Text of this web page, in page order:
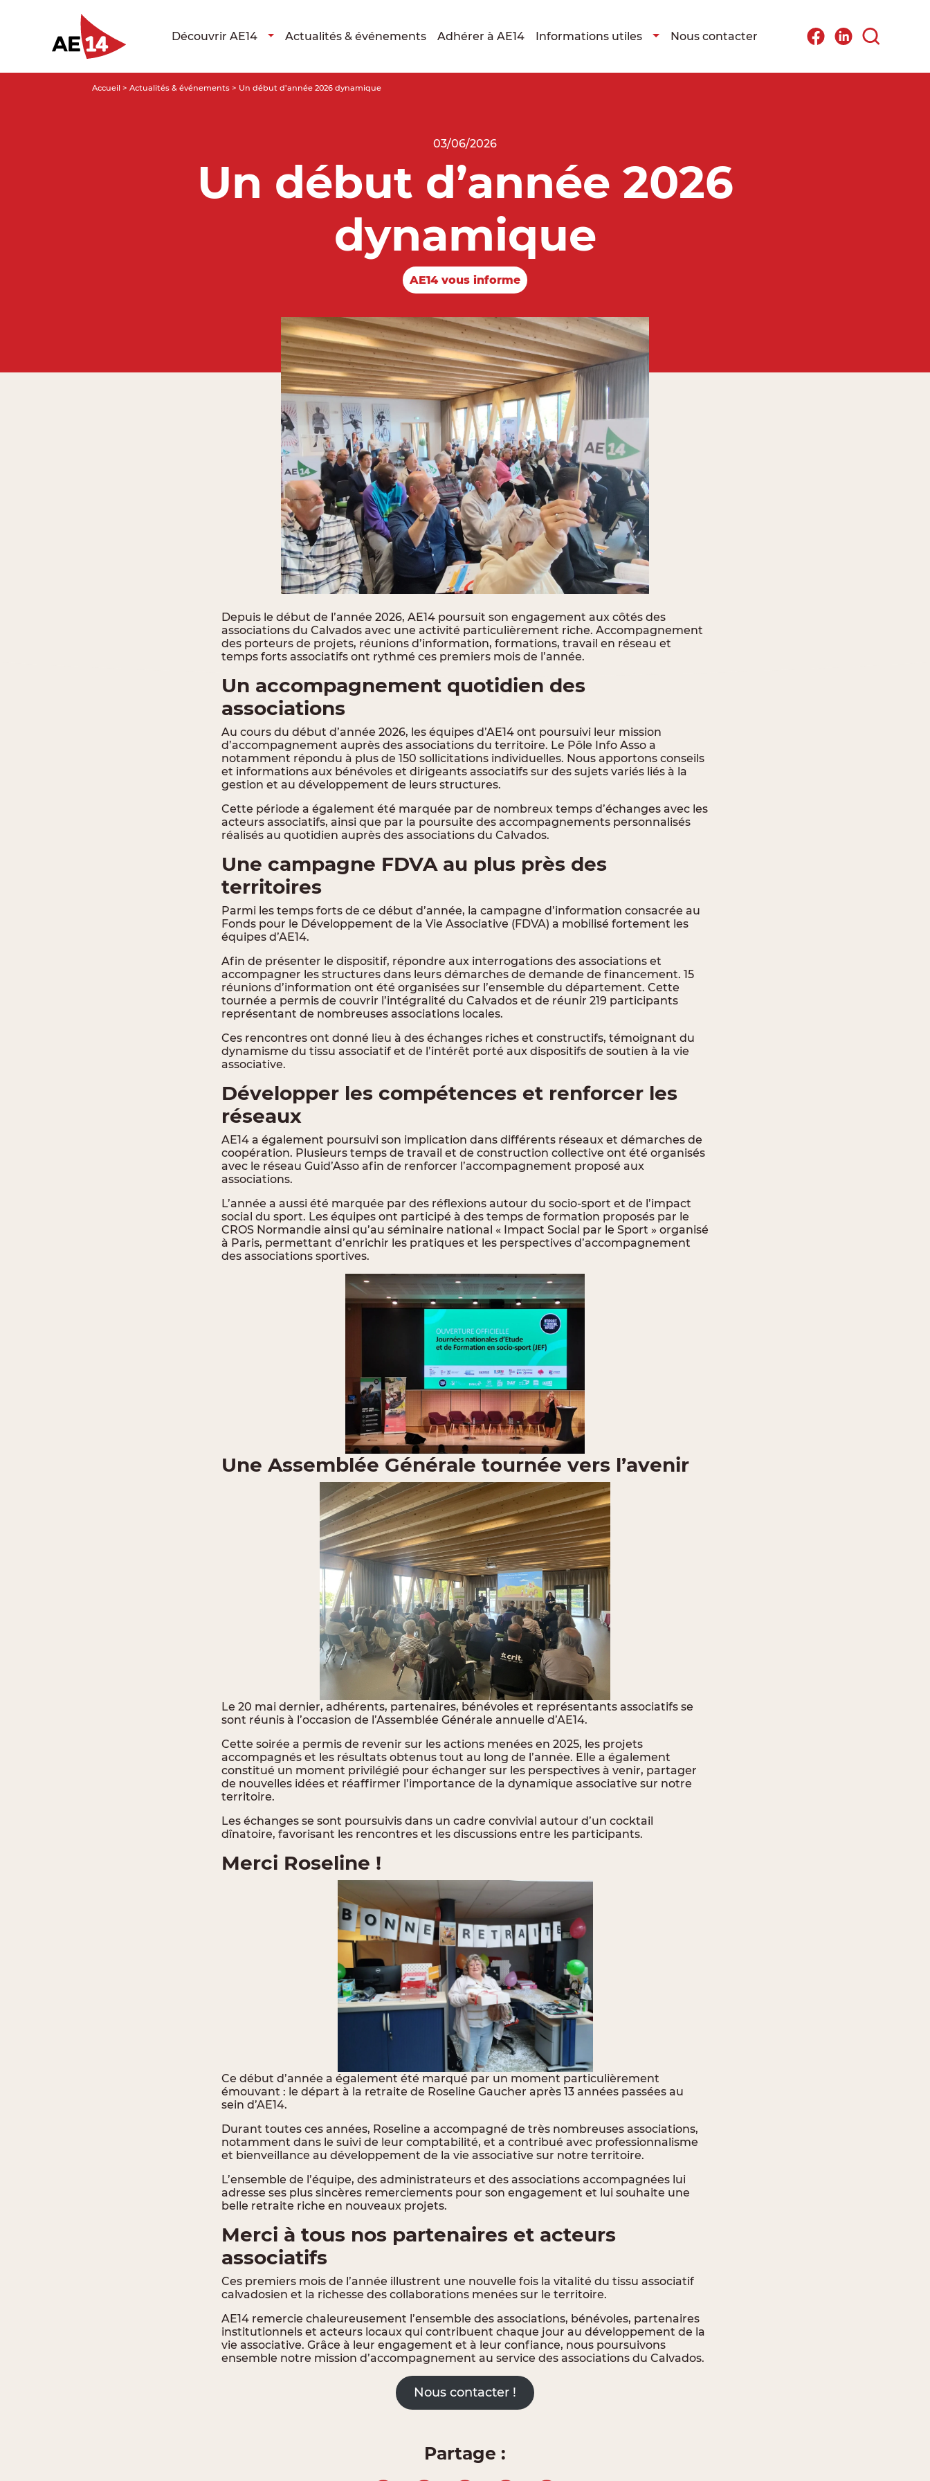
Découvrir AE14 Actualités & événements Adhérer à AE14 Informations utiles Nous contacter
Accueil > Actualités & événements > Un début d’année 2026 dynamique
03/06/2026
Un début d’année 2026
dynamique
AE14 vous informe
Depuis le début de l’année 2026, AE14 poursuit son engagement aux côtés des
associations du Calvados avec une activité particulièrement riche. Accompagnement
des porteurs de projets, réunions d’information, formations, travail en réseau et
temps forts associatifs ont rythmé ces premiers mois de l’année.
Un accompagnement quotidien des
associations
Au cours du début d’année 2026, les équipes d’AE14 ont poursuivi leur mission
d’accompagnement auprès des associations du territoire. Le Pôle Info Asso a
notamment répondu à plus de 150 sollicitations individuelles. Nous apportons conseils
et informations aux bénévoles et dirigeants associatifs sur des sujets variés liés à la
gestion et au développement de leurs structures.
Cette période a également été marquée par de nombreux temps d’échanges avec les
acteurs associatifs, ainsi que par la poursuite des accompagnements personnalisés
réalisés au quotidien auprès des associations du Calvados.
Une campagne FDVA au plus près des
territoires
Parmi les temps forts de ce début d’année, la campagne d’information consacrée au
Fonds pour le Développement de la Vie Associative (FDVA) a mobilisé fortement les
équipes d’AE14.
Afin de présenter le dispositif, répondre aux interrogations des associations et
accompagner les structures dans leurs démarches de demande de financement. 15
réunions d’information ont été organisées sur l’ensemble du département. Cette
tournée a permis de couvrir l’intégralité du Calvados et de réunir 219 participants
représentant de nombreuses associations locales.
Ces rencontres ont donné lieu à des échanges riches et constructifs, témoignant du
dynamisme du tissu associatif et de l’intérêt porté aux dispositifs de soutien à la vie
associative.
Développer les compétences et renforcer les
réseaux
AE14 a également poursuivi son implication dans différents réseaux et démarches de
coopération. Plusieurs temps de travail et de construction collective ont été organisés
avec le réseau Guid’Asso afin de renforcer l’accompagnement proposé aux
associations.
L’année a aussi été marquée par des réflexions autour du socio-sport et de l’impact
social du sport. Les équipes ont participé à des temps de formation proposés par le
CROS Normandie ainsi qu’au séminaire national « Impact Social par le Sport » organisé
à Paris, permettant d’enrichir les pratiques et les perspectives d’accompagnement
des associations sportives.
Une Assemblée Générale tournée vers l’avenir
Le 20 mai dernier, adhérents, partenaires, bénévoles et représentants associatifs se
sont réunis à l’occasion de l’Assemblée Générale annuelle d’AE14.
Cette soirée a permis de revenir sur les actions menées en 2025, les projets
accompagnés et les résultats obtenus tout au long de l’année. Elle a également
constitué un moment privilégié pour échanger sur les perspectives à venir, partager
de nouvelles idées et réaffirmer l’importance de la dynamique associative sur notre
territoire.
Les échanges se sont poursuivis dans un cadre convivial autour d’un cocktail
dînatoire, favorisant les rencontres et les discussions entre les participants.
Merci Roseline !
Ce début d’année a également été marqué par un moment particulièrement
émouvant : le départ à la retraite de Roseline Gaucher après 13 années passées au
sein d’AE14.
Durant toutes ces années, Roseline a accompagné de très nombreuses associations,
notamment dans le suivi de leur comptabilité, et a contribué avec professionnalisme
et bienveillance au développement de la vie associative sur notre territoire.
L’ensemble de l’équipe, des administrateurs et des associations accompagnées lui
adresse ses plus sincères remerciements pour son engagement et lui souhaite une
belle retraite riche en nouveaux projets.
Merci à tous nos partenaires et acteurs
associatifs
Ces premiers mois de l’année illustrent une nouvelle fois la vitalité du tissu associatif
calvadosien et la richesse des collaborations menées sur le territoire.
AE14 remercie chaleureusement l’ensemble des associations, bénévoles, partenaires
institutionnels et acteurs locaux qui contribuent chaque jour au développement de la
vie associative. Grâce à leur engagement et à leur confiance, nous poursuivons
ensemble notre mission d’accompagnement au service des associations du Calvados.
Nous contacter !
Partage :